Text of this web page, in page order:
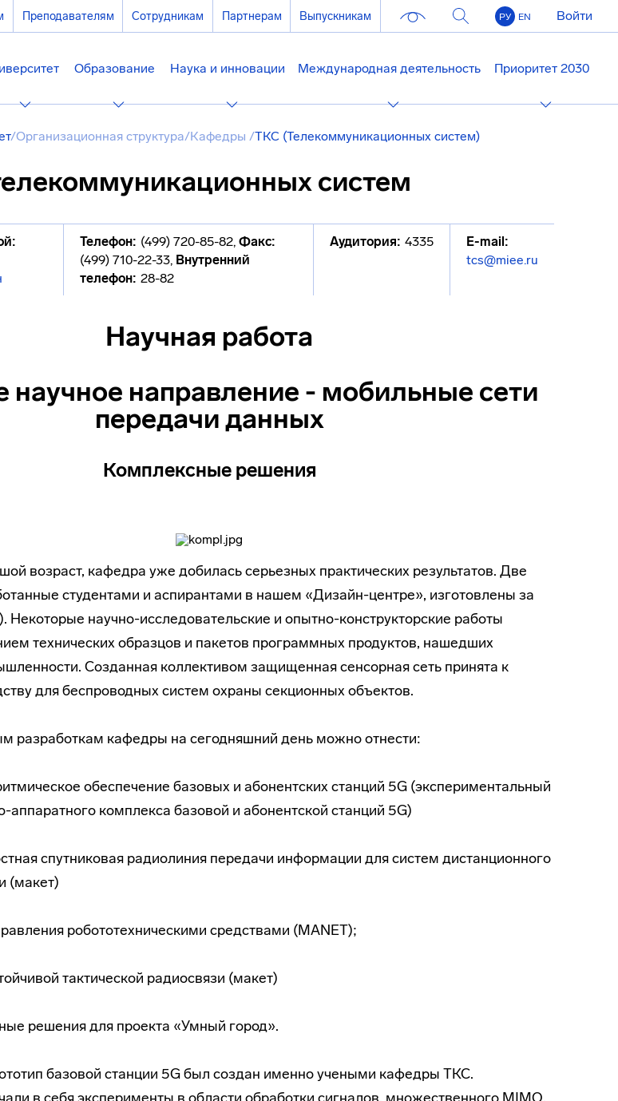
Преподавателям Сотрудникам Партнерам Выпускникам РУ EN Войти
Образование Наука и инновации Международная деятельность Приоритет 2030
/Организационная структура/Кафедры /ТКС (Телекоммуникационных систем)
систем
Телефон: (499) 720-85-82,Факс:
(499) 710-22-33, Внутренний
телефон: 28-82
Аудитория: 4335
E-mail:
tcs@miee.ru
Научная работа
научное направление - мобильные сети
передачи данных
Комплексные решения
возраст, кафедра уже добилась серьезных практических результатов. Две
студентами и аспирантами в нашем «Дизайн-центре», изготовлены за
Некоторые научно-исследовательские и опытно-конструкторские работы
технических образцов и пакетов программных продуктов, нашедших
Созданная коллективом защищенная сенсорная сеть принята к
для беспроводных систем охраны секционных объектов.
разработкам кафедры на сегодняшний день можно отнести:
обеспечение базовых и абонентских станций 5G (экспериментальный
комплекса базовой и абонентской станций 5G)
спутниковая радиолиния передачи информации для систем дистанционного
(макет)
робототехническими средствами (MANET);
тактической радиосвязи (макет)
решения для проекта «Умный город».
базовой станции 5G был создан именно учеными кафедры ТКС.